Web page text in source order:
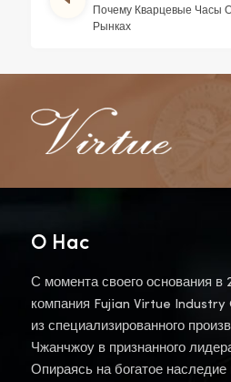
Почему Кварцевые
Рынках
О Нас
С момента своего основания в
компания Fujian Virtue
из специализированного
Чжанчжоу в признанного
Опираясь на богатое